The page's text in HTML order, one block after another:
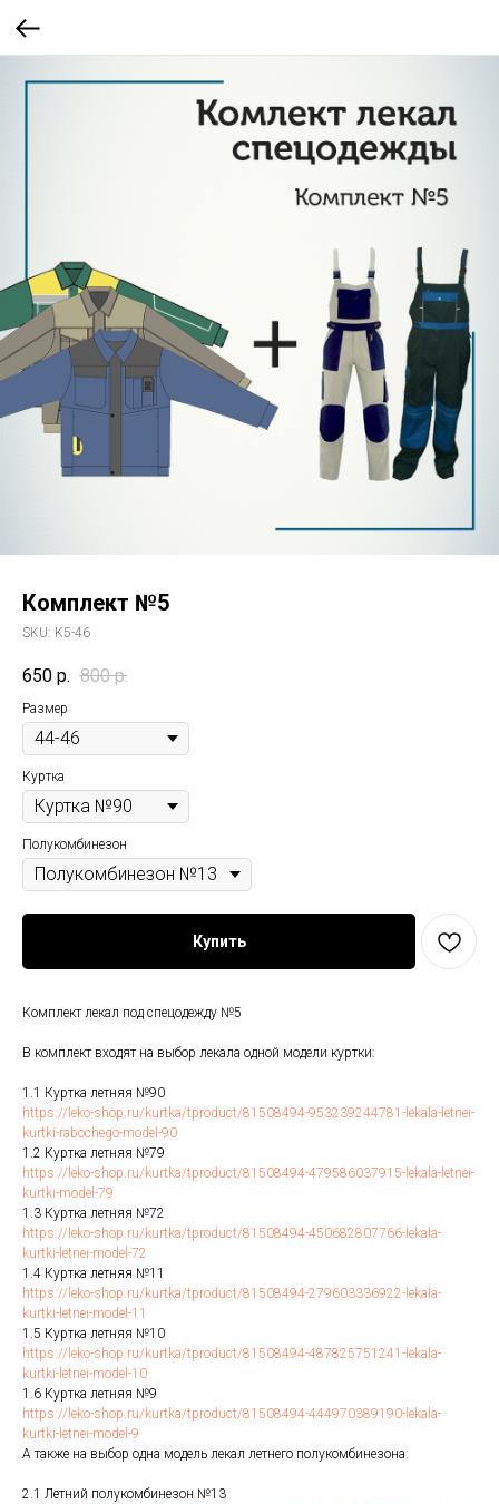
Комплект №5
SKU: K5-46
650 р. 800 р.
Размер
Куртка
Полукомбинезон
Купить
Комплект лекал под спецодежду №5
В комплект входят на выбор лекала одной модели куртки:
1.1 Куртка летняя №90
https://leko-shop.ru/kurtka/tproduct/81508494-953239244781-lekala-letnei-
kurtki-rabochego-model-90
1.2 Куртка летняя №79
https://leko-shop.ru/kurtka/tproduct/81508494-479586037915-lekala-letnei-
kurtki-model-79
1.3 Куртка летняя №72
https://leko-shop.ru/kurtka/tproduct/81508494-450682807766-lekala-
kurtki-letnei-model-72
1.4 Куртка летняя №11
https://leko-shop.ru/kurtka/tproduct/81508494-279603336922-lekala-
kurtki-letnei-model-11
1.5 Куртка летняя №10
https://leko-shop.ru/kurtka/tproduct/81508494-487825751241-lekala-
kurtki-letnei-model-10
1.6 Куртка летняя №9
https://leko-shop.ru/kurtka/tproduct/81508494-444970389190-lekala-
kurtki-letnei-model-9
А также на выбор одна модель лекал летнего полукомбинезона:
2.1 Летний полукомбинезон №13